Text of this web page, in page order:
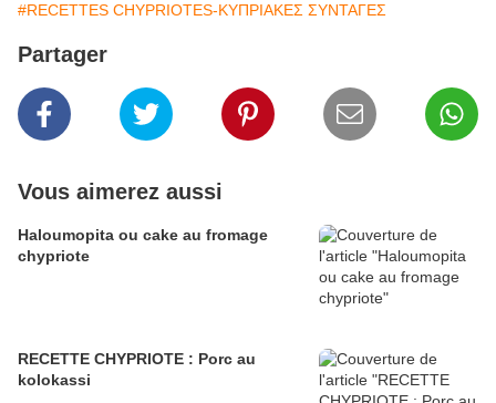
#RECETTES CHYPRIOTES-ΚΥΠΡΙΑΚΕΣ ΣΥΝΤΑΓΕΣ
Partager
Vous aimerez aussi
Haloumopita ou cake au fromage
chypriote
RECETTE CHYPRIOTE : Porc au
kolokassi